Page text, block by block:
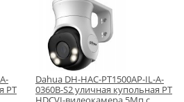
PT
Dahua DH-HAC-PT1500AP-IL-A-
0360B-S2 уличная купольная PT